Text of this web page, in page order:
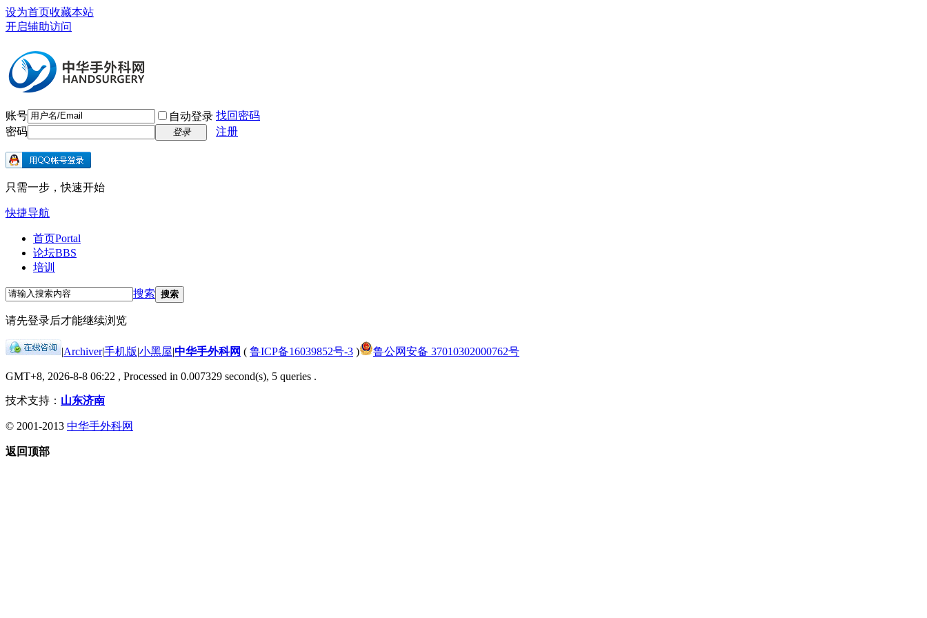
设为首页收藏本站
开启辅助访问
账号 自动登录 找回密码
密码
登录 注册
只需一步，快速开始
快捷导航
首页Portal
论坛BBS
培训
搜索 搜索
请先登录后才能继续浏览
|Archiver|手机版|小黑屋|中华手外科网 ( 鲁ICP备16039852号-3 ) 鲁公网安备 37010302000762号
GMT+8, 2026-8-8 06:22 , Processed in 0.007329 second(s), 5 queries .
技术支持： 山东济南
© 2001-2013 中华手外科网
返回顶部